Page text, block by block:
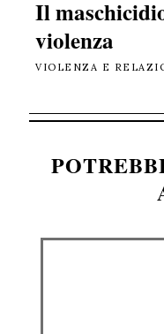
Il
violenza
VIOLENZA E